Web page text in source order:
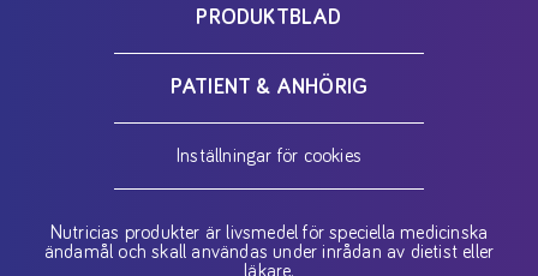
PRODUKTBLAD
PATIENT & ANHÖRIG
Inställningar för cookies
Nutricias produkter är livsmedel för speciella medicinska
ändamål och skall användas under inrådan av dietist eller
läkare.